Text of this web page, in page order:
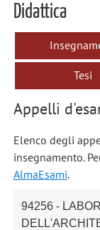
Didattica
Tesi
Appelli
Elenco degli
insegnamento.
AlmaEsami.
94256 -